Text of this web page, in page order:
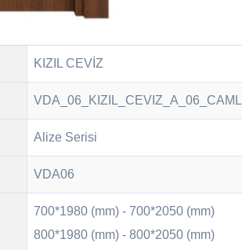
KIZIL CEVİZ
VDA_06_KIZIL_CEVIZ_A_06_CAMLI
Alize Serisi
VDA06
700*1980 (mm) - 700*2050 (mm)
800*1980 (mm) - 800*2050 (mm)